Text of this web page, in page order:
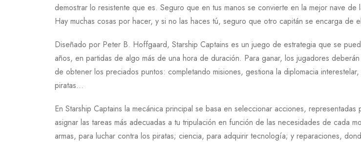
demostrar lo resistente que es. Seguro que en tus manos se convierte en la mejor nave
Hay muchas cosas por hacer, y si no las haces tú, seguro que otro capitán se encarga
Diseñado por Peter B. Hoffgaard, Starship Captains es un juego de estrategia que se
años, en partidas de algo más de una hora de duración. Para ganar, los jugadores
de obtener los preciados puntos: completando misiones, gestiona la diplomacia
piratas…
En Starship Captains la mecánica principal se basa en seleccionar acciones,
asignar las tareas más adecuadas a tu tripulación en función de las necesidades de cada
armas, para luchar contra los piratas; ciencia, para adquirir tecnología; y reparaciones,